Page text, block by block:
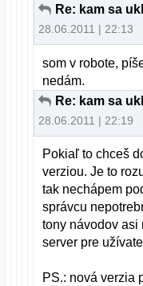
28.06.2011 | 22:13
som v robote,
nedám.
28.06.2011 | 22:19
Pokiaľ to chceš
verziou. Je to
tak nechápem
správcu
tony návodov asi
server pre
PS.: nová verzia